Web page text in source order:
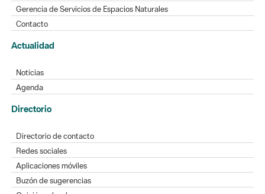
Gerencia de Servicios de Espacios Naturales
Contacto
Actualidad
Noticias
Agenda
Directorio
Directorio de contacto
Redes sociales
Aplicaciones móviles
Buzón de sugerencias